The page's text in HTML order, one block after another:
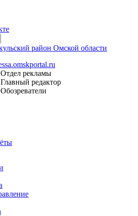
Отдел рекламы
Главный редактор
Обозреватели